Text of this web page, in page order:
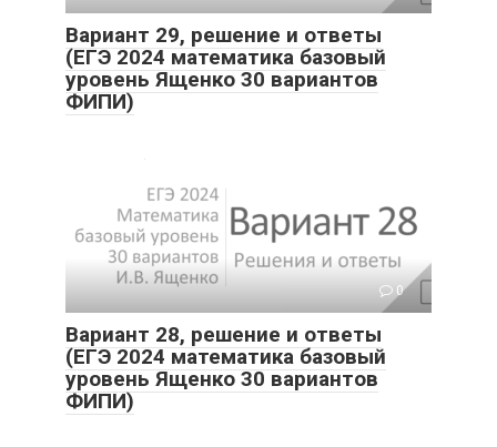
Вариант 29, решение и ответы
(ЕГЭ 2024 математика базовый
уровень Ященко 30 вариантов
ФИПИ)
0
Вариант 28, решение и ответы
(ЕГЭ 2024 математика базовый
уровень Ященко 30 вариантов
ФИПИ)